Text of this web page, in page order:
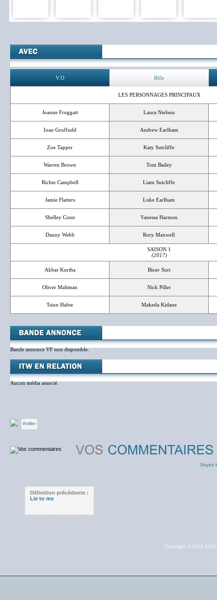
V.O Rôle
LES PERSONNAGES PRINCIPAUX
Joanne Froggatt Laura Nielson
Ioan Gruffudd Andrew Earlham
Zoe Tapper Katy Sutcliffe
Warren Brown Tom Bailey
Richie Campbell Liam Sutcliffe
Jamie Flatters Luke Earlham
Shelley Conn Vanessa Harmon
Danny Webb Rory Maxwell
SAISON 1
(2017)
Akbar Kurtha Birav Suri
Oliver Maltman Nick Piller
Tsion Habte Makeda Kidane
Bande annonce VF non disponible.
Aucun média associé.
thriller
Soyez
Définition précédente :
Lie to me
Copyright © 2011-